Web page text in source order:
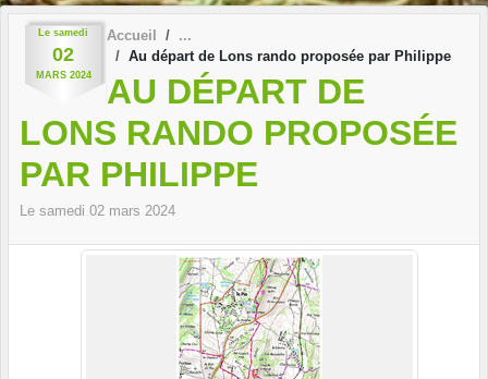
Le samedi
02
MARS 2024
Accueil
Au départ de Lons rando proposée par Philippe
AU DÉPART DE
LONS RANDO PROPOSÉE
PAR PHILIPPE
Le samedi 02 mars 2024